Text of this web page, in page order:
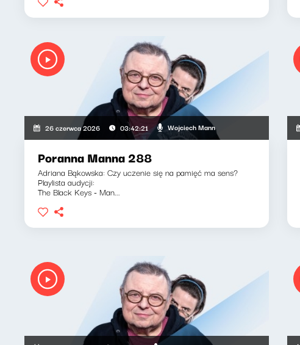
26 czerwca 2026 03:42:21 Wojciech Mann
Poranna Manna 288
Adriana Bąkowska: Czy uczenie się na pamięć ma sens?
Playlista audycji:
The Black Keys - Man...